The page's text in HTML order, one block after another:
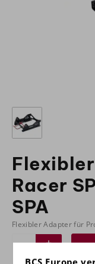
BCS Europe
Racer
SPA
Flexibler Adapter für